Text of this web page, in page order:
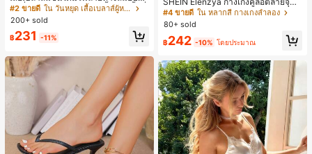
อตที่หรูหราสำหรับผู้หญิง, เสื้อแขนสั้นที่
ใช้ได้หลากหลายสำหรับการเดินทาง, ตั
ดแบบสุ่มสำหรับฤดูร้อน
#2 ขายดี
ใน วันหยุด เสื้อเบลาส์ผู้หญิง
10+ พูดว่า "คุณภาพเนื้อผ้าดี"
#2 ขายดี
ใน วันหยุด เสื้อเบลาส์ผู้หญิง
10+ พูดว่า "คุณภาพเนื้อผ้าดี"
#2 ขายดี
200+ sold
฿231 -11%
อวสูงแบบใหม่สำหรับฤดูใบไม้ผลิ/ฤดูร้อ
น, สไตล์หรูหราเหมาะสำหรับใส่ในชีวิต
ประจำวันและทำงาน, ให้ความรู้สึกวินเ
ทจสำหรับฤดูรับปริญญา, เทศกาลดนตร
ี, การแข่งม้าดาร์บี้, วันประกาศอิสรภาพ
#4 ขายดี ใน หลากสี กางเกงลำลอง
30+ พูดว่า "นุ่ม"
#4 ขายดี ใน หลากสี กางเกงลำลอง
30+ พูดว่า "นุ่ม"
#4 ขายดี
ใน หลากสี กางเกงลำลอง
80+ sold
฿242 -10% โดยประมาณ